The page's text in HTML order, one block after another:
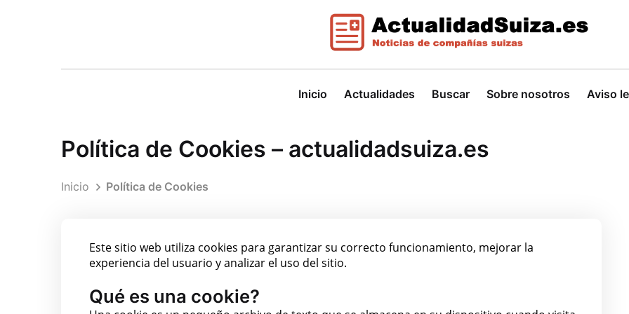
Inicio Actualidades Buscar Sobre nosotros Aviso
Política de Cookies – actualidadsuiza.es
Inicio Política de Cookies
Este sitio web utiliza cookies para garantizar su correcto funcionamiento, mejorar la
experiencia del usuario y analizar el uso del sitio.
Qué es una cookie?